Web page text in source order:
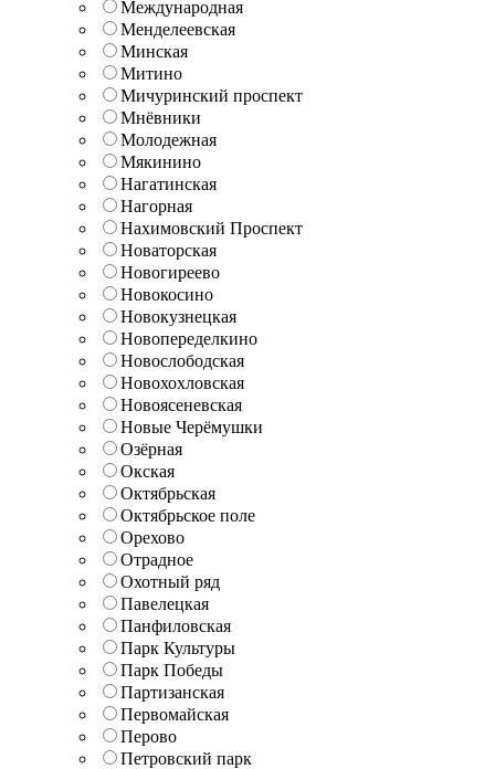
Международная
Менделеевская
Минская
Митино
Мичуринский проспект
Мнёвники
Молодежная
Мякинино
Нагатинская
Нагорная
Нахимовский Проспект
Новаторская
Новогиреево
Новокосино
Новокузнецкая
Новопеределкино
Новослободская
Новохохловская
Новоясеневская
Новые Черёмушки
Озёрная
Окская
Октябрьская
Октябрьское поле
Орехово
Отрадное
Охотный ряд
Павелецкая
Панфиловская
Парк Культуры
Парк Победы
Партизанская
Первомайская
Перово
Петровский парк